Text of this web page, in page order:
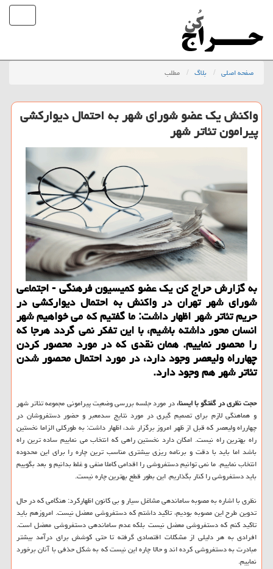
صفحه اصلی بلاگ مطلب
واكنش یك عضو شورای شهر به احتمال دیواركشی
پیرامون تئاتر شهر
به گزارش حراج كن یك عضو كمیسیون فرهنگی - اجتماعی
شورای شهر تهران در واكنش به احتمال دیواركشی در
حریم تئاتر شهر اظهار داشت: ما گفتیم كه می خواهیم شهر
انسان محور داشته باشیم، با این تفكر نمی گردد هرجا كه
را محصور نماییم. همان نقدی كه در مورد محصور كردن
چهارراه ولیعصر وجود دارد، در مورد احتمال محصور شدن
تئاتر شهر هم وجود دارد.
حجت نظری در گفتگو با ایسنا،در مورد جلسه بررسی وضعیت پیرامونی مجموعه تئاتر شهر
و هماهنگی لازم برای تصمیم گیری در مورد نتایج سدمعبر و حضور دستفروشان در
چهارراه ولیعصر كه قبل از ظهر امروز برگزار شد، اظهار داشت: به طوركلی الزاما نخستین
راه بهترین راه نیست. امكان دارد نخستین راهی كه انتخاب می نماییم ساده ترین راه
باشد اما باید با دقت و برنامه ریزی بیشتری مناسب ترین چاره را برای این محدوده
انتخاب نماییم. ما نمی توانیم دستفروشی را اقدامی كاملا منفی و غلط بدانیم و بعد بگوییم
باید دستفروشی را كنار بگذاریم. این بطور قطع بهترین چاره نیست.
نظری با اشاره به مصوبه ساماندهی مشاغل سیار و بی كانون اظهاركرد: هنگامی كه در حال
تدوین طرح این مصوبه بودیم، تاكید داشتم كه دستفروشی معضل نیست. امروزهم باید
تاكید كنم كه دستفروشی معضل نیست بلكه عدم ساماندهی دستفروشی معضل است.
افرادی به هر دلیلی از مشكلات اقتصادی گرفته تا حتی كوشش برای درآمد بیشتر
مبادرت به دستفروشی كرده اند و حالا چاره این نیست كه به شكل حذفی با آنان برخورد
نماییم.